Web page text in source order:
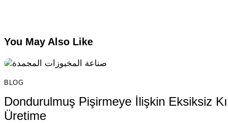
You May Also Like
BLOG
Dondurulmuş Pişirmeye İlişkin Eksiksiz
Üretime